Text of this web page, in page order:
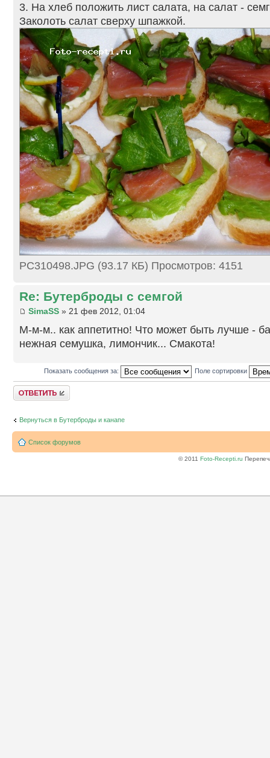
3. На хлеб положить лист салата, на салат -
Заколоть салат сверху шпажкой.
PC310498.JPG (93.17 КБ) Просмотров: 4151
Re: Бутерброды с семгой
SimaSS » 21 фев 2012, 01:04
М-м-м.. как аппетитно! Что может быть лучше -
нежная семушка, лимончик... Смакота!
Показать сообщения за: Поле сортировки
Ответить
Вернуться в Бутерброды и канапе
Список форумов
© 2011 Foto-Recepti.ru